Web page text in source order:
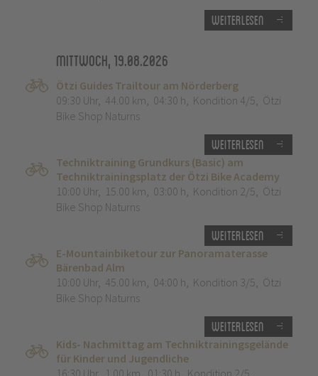
Weiterlesen
Mittwoch, 19.08.2026
Ötzi Guides Trailtour am Nörderberg
09:30 Uhr, 44.00 km, 04:30 h, Kondition 4/5, Ötzi
Bike Shop Naturns
Weiterlesen
Techniktraining Grundkurs (Basic) am
Techniktrainingsplatz der Ötzi Bike Academy
10:00 Uhr, 15.00 km, 03:00 h, Kondition 2/5, Ötzi
Bike Shop Naturns
Weiterlesen
E-Mountainbiketour zur Panoramaterasse
Bärenbad Alm
10:00 Uhr, 45.00 km, 04:00 h, Kondition 3/5, Ötzi
Bike Shop Naturns
Weiterlesen
Kids- Nachmittag am Techniktrainingsgelände
für Kinder und Jugendliche